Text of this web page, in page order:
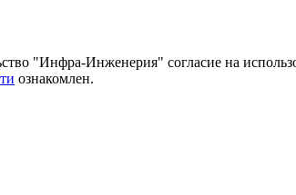
"Инфра-Инженерия" согласие на
ознакомлен.